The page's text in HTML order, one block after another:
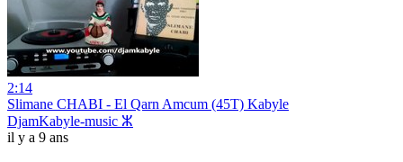
2:14
Slimane CHABI - El Qarn Amcum (45T) Kabyle
DjamKabyle-music ⵣ
il y a 9 ans